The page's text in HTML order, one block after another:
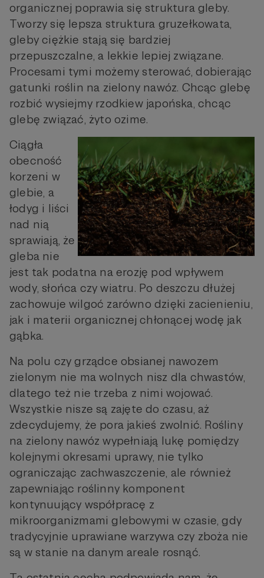
organicznej poprawia się struktura gleby.
Tworzy się lepsza struktura gruzełkowata,
gleby ciężkie stają się bardziej
przepuszczalne, a lekkie lepiej związane.
Procesami tymi możemy sterować, dobierając
gatunki roślin na zielony nawóz. Chcąc glebę
rozbić wysiejmy rzodkiew japońska, chcąc
glebę związać, żyto ozime.
Ciągła
obecność
korzeni w
glebie, a
łodyg i liści
nad nią
sprawiają, że
gleba nie
jest tak podatna na erozję pod wpływem
wody, słońca czy wiatru. Po deszczu dłużej
zachowuje wilgoć zarówno dzięki zacienieniu,
jak i materii organicznej chłonącej wodę jak
gąbka.
Na polu czy grządce obsianej nawozem
zielonym nie ma wolnych nisz dla chwastów,
dlatego też nie trzeba z nimi wojować.
Wszystkie nisze są zajęte do czasu, aż
zdecydujemy, że pora jakieś zwolnić. Rośliny
na zielony nawóz wypełniają lukę pomiędzy
kolejnymi okresami uprawy, nie tylko
ograniczając zachwaszczenie, ale również
zapewniając roślinny komponent
kontynuujący współpracę z
mikroorganizmami glebowymi w czasie, gdy
tradycyjnie uprawiane warzywa czy zboża nie
są w stanie na danym areale rosnąć.